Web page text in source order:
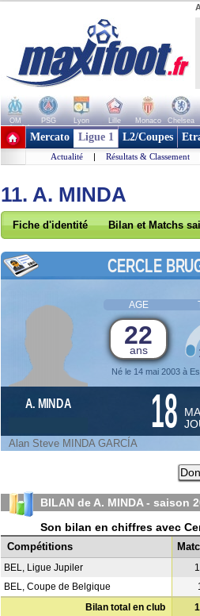
OM PSG Lyon Lille Monaco Chelsea
+ de clubs
Mercato Ligue 1 L2/Coupes
Actualité | Résultats & Classement
11. A. MINDA
Fiche d'identité Bilan et Matchs
CERCLE
AGE
22
ans
Né le 14 mai 2003 à
A. MINDA 18
Alan Steve MINDA GARCÍA
BILAN de A. MINDA - saison
Son bilan en chiffres avec
Compétitions
BEL, Ligue Jupiler
BEL, Coupe de Belgique
Bilan total en club